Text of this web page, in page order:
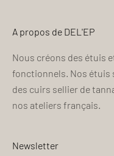
A propos de DEL'EP
Nous créons des étuis
fonctionnels. Nos étuis
des cuirs sellier de
nos ateliers français.
Newsletter